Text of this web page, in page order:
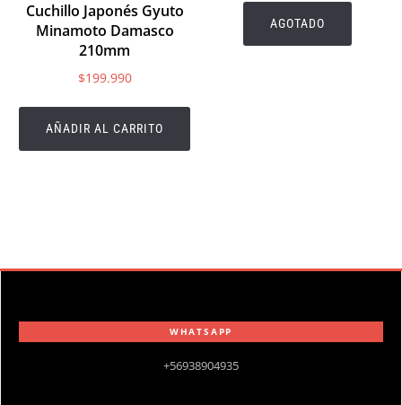
Cuchillo Japonés Gyuto
Minamoto Damasco
210mm
$199.990
AÑADIR AL CARRITO
AGOTADO
WHATSAPP
+56938904935